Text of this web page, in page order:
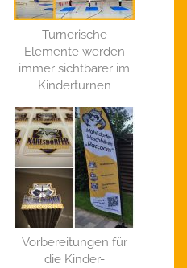
Turnerische
Elemente werden
immer sichtbarer im
Kinderturnen
Vorbereitungen für
die Kinder-